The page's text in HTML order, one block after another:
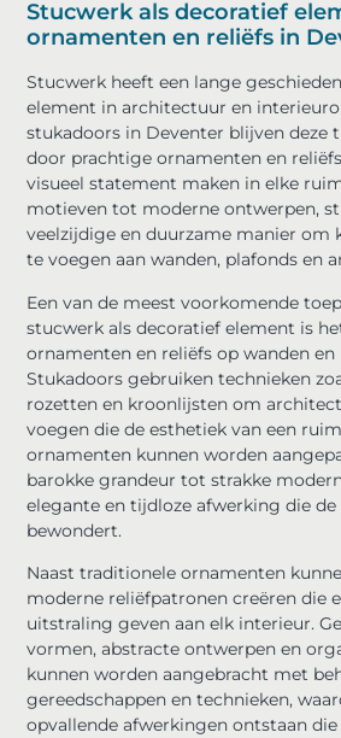
Stucwerk als decoratief
ornamenten en reliëfs in
Stucwerk heeft een lange
element in architectuur en
stukadoors in Deventer blijven deze
door prachtige ornamenten en
visueel statement maken in elke
motieven tot moderne ontwerpen,
veelzijdige en duurzame manier om
te voegen aan wanden, plafonds en
Een van de meest voorkomende
stucwerk als decoratief element is
ornamenten en reliëfs op wanden en
Stukadoors gebruiken technieken
rozetten en kroonlijsten om
voegen die de esthetiek van een
ornamenten kunnen worden
barokke grandeur tot strakke
elegante en tijdloze afwerking die
bewondert.
Naast traditionele ornamenten
moderne reliëfpatronen creëren die
uitstraling geven aan elk interieur.
vormen, abstracte ontwerpen en
kunnen worden aangebracht met
gereedschappen en technieken,
opvallende afwerkingen ontstaan